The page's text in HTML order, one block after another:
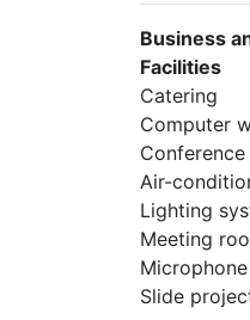
Business
Facilities
Catering
Computer
Air-
Lighting
Meeting
Microphone
Slide